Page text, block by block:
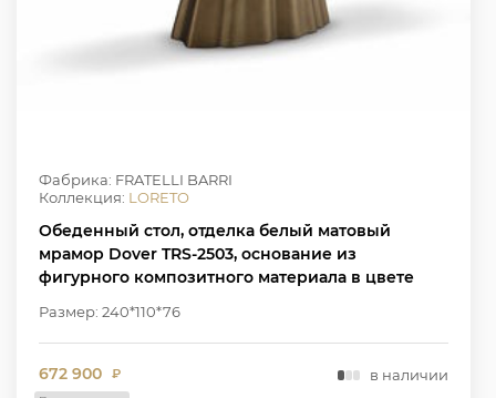
Фабрика: FRATELLI BARRI
Коллекция: LORETO
Обеденный стол, отделка белый матовый
мрамор Dover TRS-2503, основание из
фигурного композитного материала в цвете
Размер: 240*110*76
672 900 ₽ в наличии